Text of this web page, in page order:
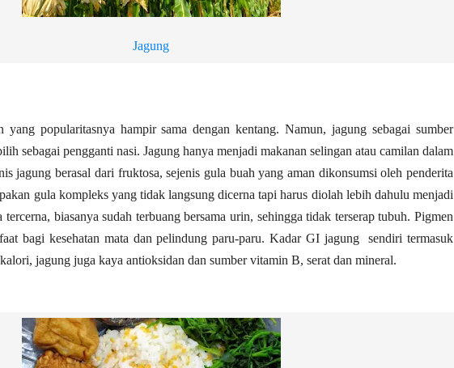
Jagung
yang popularitasnya hampir sama dengan kentang. Namun, jagung sebagai sumber
sebagai pengganti nasi. Jagung hanya menjadi makanan selingan atau camilan dalam
jagung berasal dari fruktosa, sejenis gula buah yang aman dikonsumsi oleh penderita
gula kompleks yang tidak langsung dicerna tapi harus diolah lebih dahulu menjadi
biasanya sudah terbuang bersama urin, sehingga tidak terserap tubuh. Pigmen
bagi kesehatan mata dan pelindung paru-paru. Kadar GI jagung sendiri termasuk
jagung juga kaya antioksidan dan sumber vitamin B, serat dan mineral.